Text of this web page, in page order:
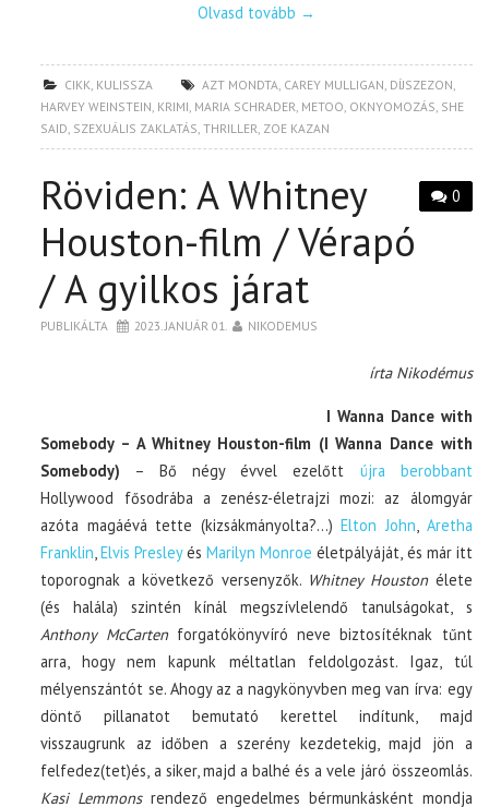
Olvasd tovább →
CIKK KULISSZA AZT MONDTA CAREY MULLIGAN DÍJSZEZON
HARVEY WEINSTEIN KRIMI MARIA SCHRADER METOO OKNYOMOZÁS SHE
SAID SZEXUÁLIS ZAKLATÁS ,THRILLER ZOE KAZAN
0
Röviden: A Whitney
Houston-film / Vérapó
/ A gyilkos járat
PUBLIKÁLTA 2023. JANUÁR 01. NIKODEMUS
írta Nikodémus
I Wanna Dance with
Somebody – A Whitney Houston-film (I Wanna Dance with
Somebody) – Bő négy évvel ezelőtt újra berobbant
Hollywood fősodrába a zenész-életrajzi mozi: az álomgyár
azóta magáévá tette (kizsákmányolta?…)Elton John Aretha
Franklin ,Elvis PresleyésMarilyn Monroe életpályáját, és már itt
toporognak a következő versenyzők. Whitney Houstonélete
(és halála) szintén kínál megszívlelendő tanulságokat, s
Anthony McCartenforgatókönyvíró neve biztosítéknak tűnt
arra, hogy nem kapunk méltatlan feldolgozást. Igaz, túl
mélyenszántót se. Ahogy az a nagykönyvben meg van írva: egy
döntő pillanatot bemutató kerettel indítunk, majd
visszaugrunk az időben a szerény kezdetekig, majd jön a
felfedez(tet)és, a siker, majd a balhé és a vele járó összeomlás.
Kasi Lemmonsrendező engedelmes bérmunkásként mondja